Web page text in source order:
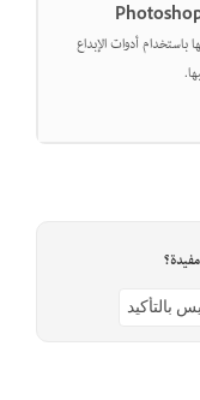
باستخدام أدوات الإبداع
بالتأكيد